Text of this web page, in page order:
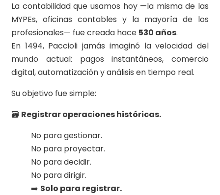
La contabilidad que usamos hoy —la misma de las
MYPEs, oficinas contables y la mayoría de los
profesionales— fue creada hace 530 años.
En 1494, Paccioli jamás imaginó la velocidad del
mundo actual: pagos instantáneos, comercio
digital, automatización y análisis en tiempo real.
Su objetivo fue simple:
🗃️ Registrar operaciones históricas.
No para gestionar.
No para proyectar.
No para decidir.
No para dirigir.
➡️ Solo para registrar.